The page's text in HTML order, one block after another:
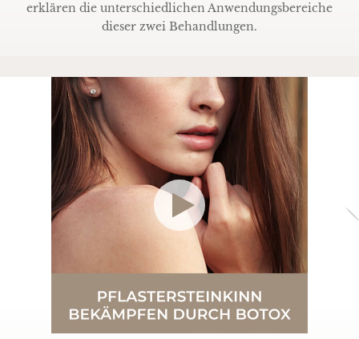
erklären die unterschiedlichen Anwendungsbereiche
dieser zwei Behandlungen.